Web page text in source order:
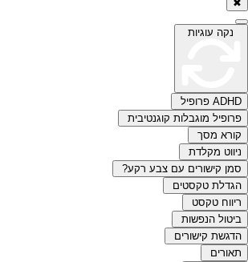
✖
נקה עוגיות
ADHD פרופיל
פרופיל מוגבלות קוגנטיבית
קורא מסך
ניווט מקלדת
סמן קישורים עם צבע רקע?
הגדלת טקסטים
ריווח טקסט
ביטול הנפשות
הדגשת קישורים
תאורים